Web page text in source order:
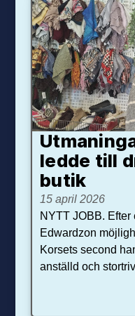
ledde till
butik
15 april 2026
NYTT JOBB.
Edwardzon
Korsets second
anställd och